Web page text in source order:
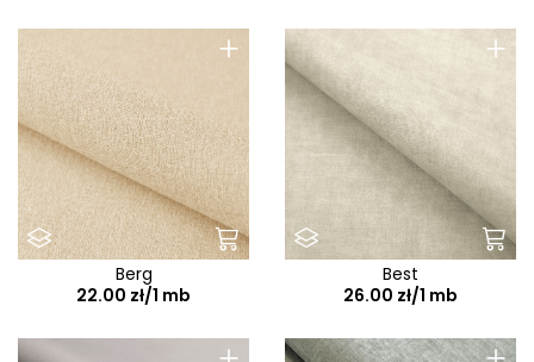
+
Berg
22.00 zł/1 mb
+
Best
26.00 zł/1 mb